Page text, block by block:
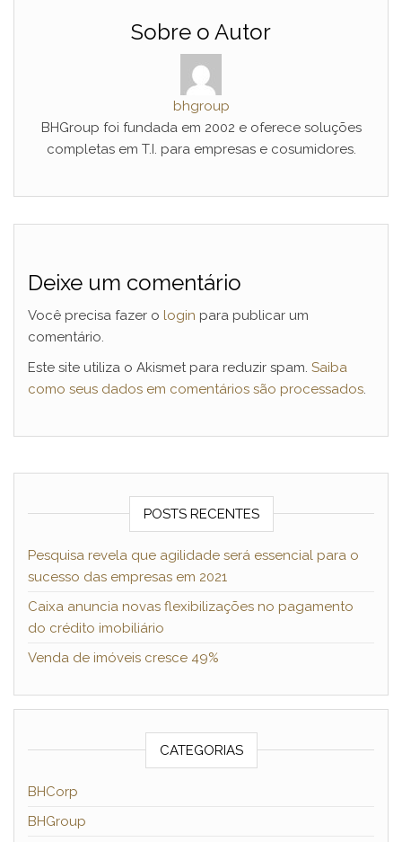
Sobre o Autor
bhgroup
BHGroup foi fundada em 2002 e oferece soluções
completas em T.I. para empresas e cosumidores.
Deixe um comentário
Você precisa fazer o login para publicar um
comentário.
Este site utiliza o Akismet para reduzir spam. Saiba
como seus dados em comentários são processados.
POSTS RECENTES
Pesquisa revela que agilidade será essencial para o
sucesso das empresas em 2021
Caixa anuncia novas flexibilizações no pagamento
do crédito imobiliário
Venda de imóveis cresce 49%
CATEGORIAS
BHCorp
BHGroup